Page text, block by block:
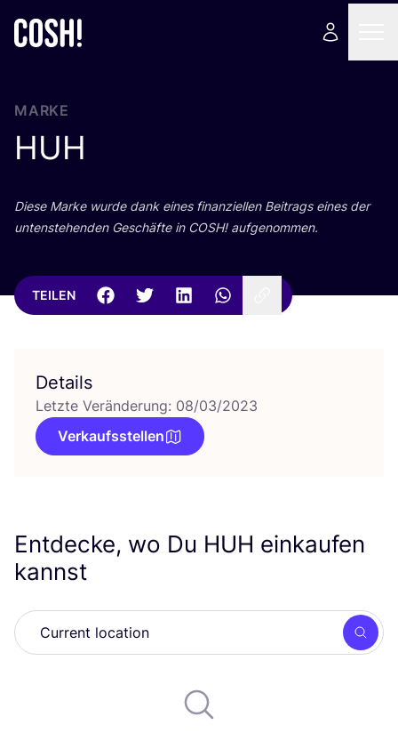
MARKE
HUH
Die­se Mar­ke wur­de dank eines finan­zi­el­len Bei­trags eines der
unten­ste­hen­den Geschäf­te in COSH! aufgenommen.
TEILEN
Details
Letzte Veränderung: 08/03/2023
Verkaufsstellen
Entdecke, wo Du HUH einkaufen
kannst